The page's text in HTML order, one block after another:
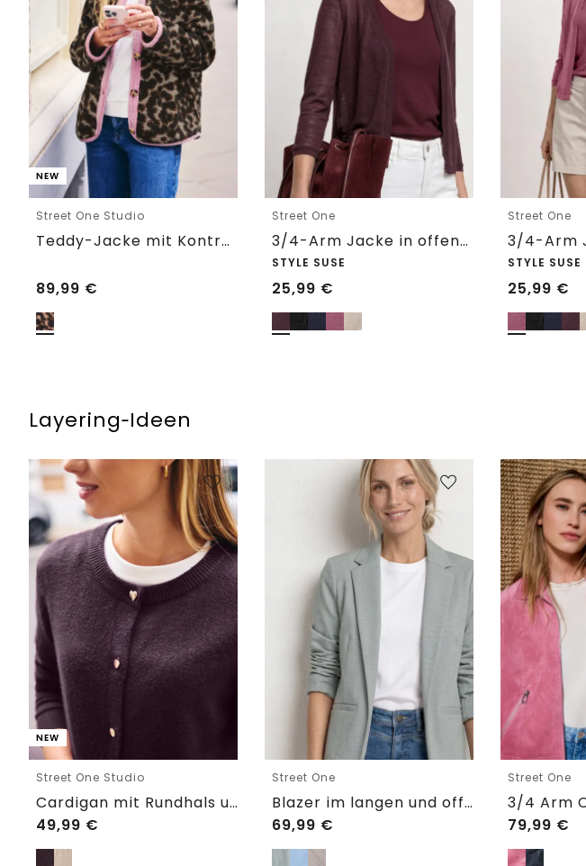
NEW
Street One Studio
Teddy-Jacke mit Kontrastdetail
89,99 €
Street One
3/4-Arm Jacke in offener Passform
STYLE SUSE
25,99 €
Street One
STYLE SUSE
25,99 €
Layering‑Ideen
NEW
Street One Studio
Cardigan mit Rundhals und Knöpfen
49,99 €
Street One
Blazer im langen und offenen Schnitt
69,99 €
Street One
79,99 €